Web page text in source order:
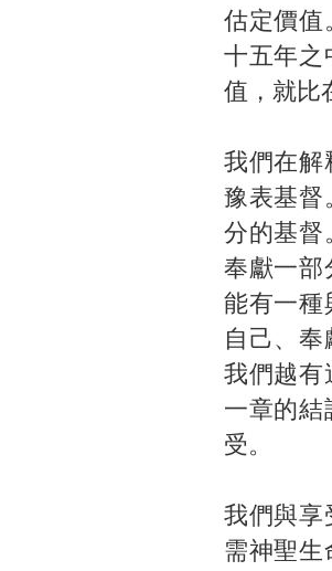
估定價值
十五年之
值，就比
我們在解
豫表基督
分的基督
奉獻一部
能有一種
自己、
我們越有
一章的結
受。
我們與享
需神聖生